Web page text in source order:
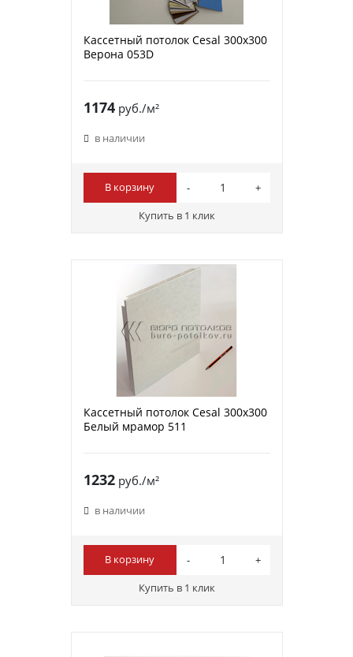
Кассетный потолок Cesal 300х300
Верона 053D
1174руб./м²
в наличии
В корзину
Купить в 1 клик
Кассетный потолок Cesal 300х300
Белый мрамор 511
1232руб./м²
в наличии
В корзину
Купить в 1 клик